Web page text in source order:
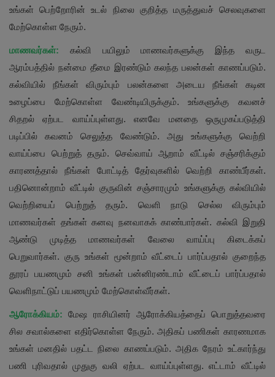
உங்கள் பெற்றோரின் உடல் நிலை குறித்த மருத்துவச் செலவுகளை
மேற்கொள்ள நேரும்.
மாணவர்கள்: கல்வி பயிலும் மாணவர்களுக்கு இந்த வருட
ஆரம்பத்தில் நன்மை தீமை இரண்டும் கலந்த பலன்கள் காணப்படும்.
கல்வியில் நீங்கள் விரும்பும் பலன்களை அடைய நீங்கள் கடின
உழைப்பை மேற்கொள்ள வேண்டியிருக்கும். உங்களுக்கு கவனச்
சிதறல் ஏற்பட வாய்ப்புள்ளது. எனவே மனதை ஒருமுகப்படுத்தி
படிப்பில் கவனம் செலுத்த வேண்டும். அது உங்களுக்கு வெற்றி
வாய்ப்பை பெற்றுத் தரும். செவ்வாய் ஆறாம் வீட்டில் சஞ்சரிக்கும்
காரணத்தால் நீங்கள் போட்டித் தேர்வுகளில் வெற்றி காண்பீர்கள்.
பதினொன்றாம் வீட்டில் குருவின் சஞ்சாரமும் உங்களுக்கு கல்வியில்
வெற்றியைப் பெற்றுத் தரும். வெளி நாடு செல்ல விரும்பும்
மாணவர்கள் தங்கள் கனவு நனவாகக் காண்பார்கள். கல்வி இறுதி
ஆண்டு முடித்த மாணவர்கள் வேலை வாய்ப்பு கிடைக்கப்
பெறுவார்கள். குரு உங்கள் மூன்றாம் வீட்டைப் பார்ப்பதால் குறைந்த
தூரப் பயணமும் சனி உங்கள் பன்னிரண்டாம் வீட்டைப் பார்ப்பதால்
வெளிநாட்டுப் பயணமும் மேற்கொள்வீர்கள்.
ஆரோக்கியம்:
மேஷ ராசியினர் ஆரோக்கியத்தைப் பொறுத்தவரை
சில சவால்களை எதிர்கொள்ள நேரும். அதிகப் பணிகள் காரணமாக
உங்கள் மனதில் பதட்ட நிலை காணப்படும். அதிக நேரம் உட்கார்ந்து
பணி புரிவதால் முதுகு வலி ஏற்பட வாய்ப்புள்ளது. எட்டாம் வீட்டில்